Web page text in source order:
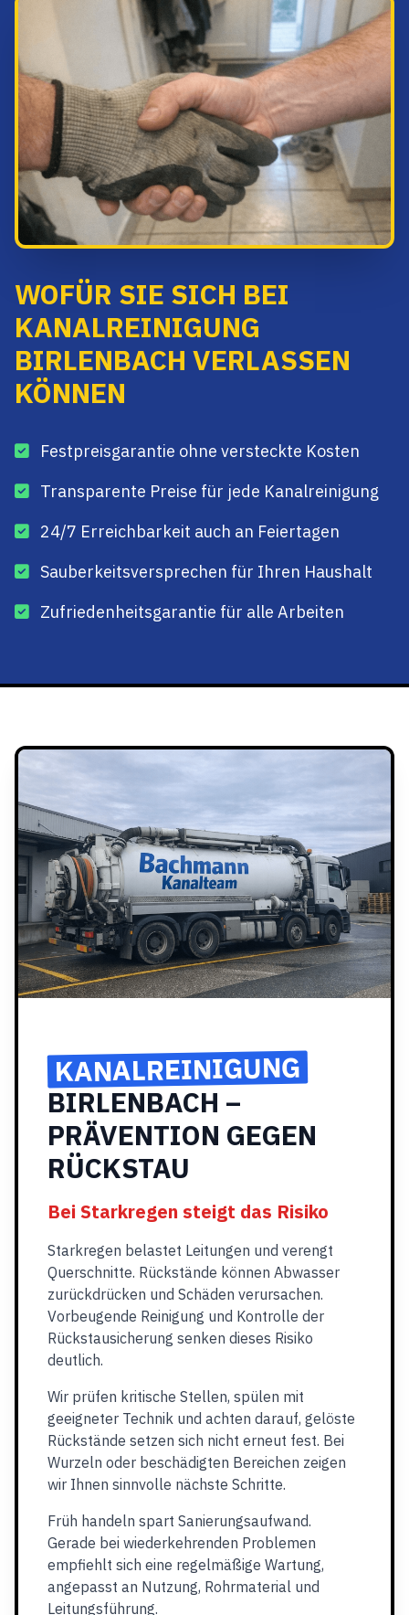
WOFÜR SIE SICH BEI
KANALREINIGUNG
BIRLENBACH VERLASSEN
KÖNNEN
Festpreisgarantie ohne versteckte Kosten
Transparente Preise für jede Kanalreinigung
24/7 Erreichbarkeit auch an Feiertagen
Sauberkeitsversprechen für Ihren Haushalt
Zufriedenheitsgarantie für alle Arbeiten
KANALREINIGUNG
BIRLENBACH –
PRÄVENTION GEGEN
RÜCKSTAU
Bei Starkregen steigt das Risiko
Starkregen belastet Leitungen und verengt
Querschnitte. Rückstände können Abwasser
zurückdrücken und Schäden verursachen.
Vorbeugende Reinigung und Kontrolle der
Rückstausicherung senken dieses Risiko
deutlich.
Wir prüfen kritische Stellen, spülen mit
geeigneter Technik und achten darauf, gelöste
Rückstände setzen sich nicht erneut fest. Bei
Wurzeln oder beschädigten Bereichen zeigen
wir Ihnen sinnvolle nächste Schritte.
Früh handeln spart Sanierungsaufwand.
Gerade bei wiederkehrenden Problemen
empfiehlt sich eine regelmäßige Wartung,
angepasst an Nutzung, Rohrmaterial und
Leitungsführung.